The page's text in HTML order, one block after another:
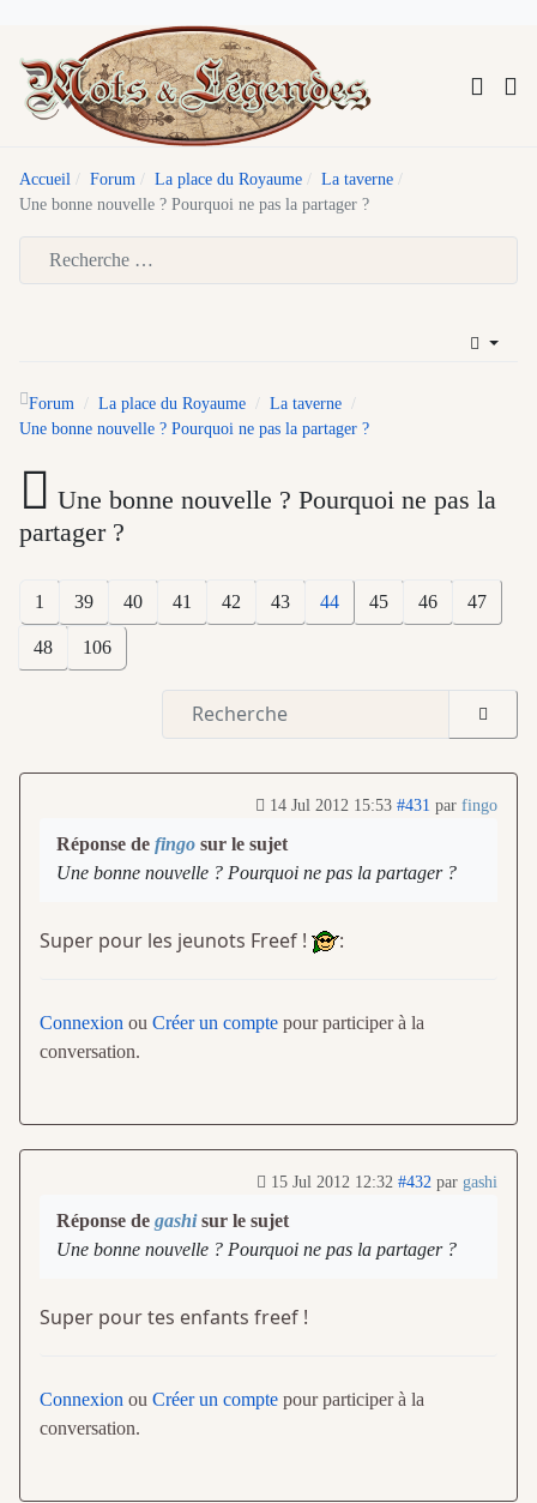
Accueil Forum La place du Royaume
La taverne
Une bonne nouvelle ? Pourquoi ne pas la partager ?
Forum La place du Royaume
La taverne
Une bonne nouvelle ? Pourquoi ne pas la partager ?
Une bonne nouvelle ? Pourquoi ne pas la
partager ?
1 39 40 41 42 43 44 45 46 47
48 106
14 Jul 2012 15:53 #431 par fingo
Réponse de fingo sur le sujet
Une bonne nouvelle ? Pourquoi ne pas la partager ?
Super pour les jeunots Freef ! :
Connexion ou Créer un compte pour participer à la
conversation.
15 Jul 2012 12:32 #432 par gashi
Réponse de gashisur le sujet
Une bonne nouvelle ? Pourquoi ne pas la partager ?
Super pour tes enfants freef !
Connexion ou Créer un compte pour participer à la
conversation.